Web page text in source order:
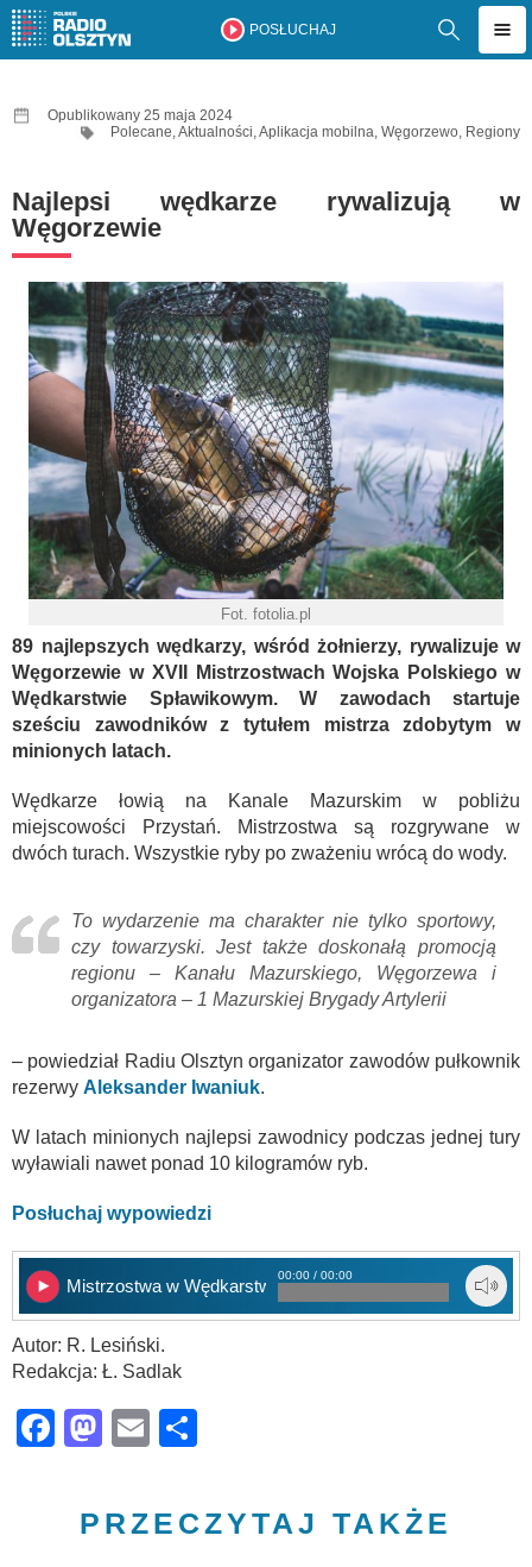
POSŁUCHAJ
Opublikowany 25 maja 2024
Polecane,Aktualności,Aplikacja mobilna, Węgorzewo, Regiony
Najlepsi wędkarze rywalizują w
Węgorzewie
Fot. fotolia.pl
89 najlepszych wędkarzy, wśród żołnierzy, rywalizuje w
Węgorzewie w XVII Mistrzostwach Wojska Polskiego w
Wędkarstwie Spławikowym. W zawodach startuje
sześciu zawodników z tytułem mistrza zdobytym w
minionych latach.
Wędkarze łowią na Kanale Mazurskim w pobliżu
miejscowości Przystań. Mistrzostwa są rozgrywane w
dwóch turach. Wszystkie ryby po zważeniu wrócą do wody.
To wydarzenie ma charakter nie tylko sportowy,
czy towarzyski. Jest także doskonałą promocją
regionu – Kanału Mazurskiego, Węgorzewa i
organizatora – 1 Mazurskiej Brygady Artylerii
– powiedział Radiu Olsztyn organizator zawodów pułkownik
rezerwy Aleksander Iwaniuk.
W latach minionych najlepsi zawodnicy podczas jednej tury
wyławiali nawet ponad 10 kilogramów ryb.
Posłuchaj wypowiedzi
Mistrzostwa w Wędkarstwie
00:00 / 00:00
Autor: R. Lesiński.
Redakcja: Ł. Sadlak
Facebook
Mastodon
Email
PRZECZYTAJ TAKŻE